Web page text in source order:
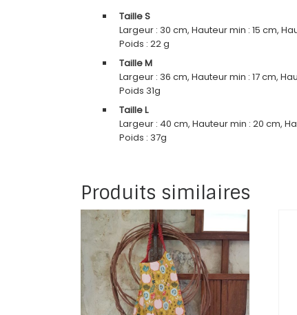
Taille S
Largeur : 30 cm, Hauteur min : 15 cm,
Poids : 22 g
Taille M
Largeur : 36 cm, Hauteur min : 17 cm,
Poids 31g
Taille L
Largeur : 40 cm, Hauteur min : 20 cm,
Poids : 37g
Produits similaires